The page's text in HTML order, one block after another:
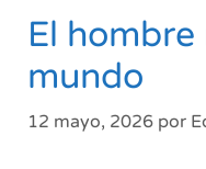
El hombre
mundo
12 mayo, 2026 por